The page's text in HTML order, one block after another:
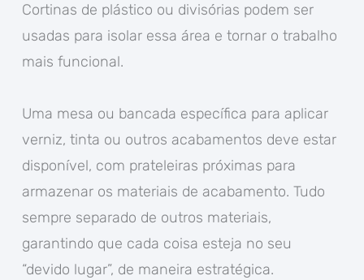
Cortinas de plástico ou divisórias podem ser
usadas para isolar essa área e tornar o trabalho
mais funcional.
Uma mesa ou bancada específica para aplicar
verniz, tinta ou outros acabamentos deve estar
disponível, com prateleiras próximas para
armazenar os materiais de acabamento. Tudo
sempre separado de outros materiais,
garantindo que cada coisa esteja no seu
“devido lugar”, de maneira estratégica.